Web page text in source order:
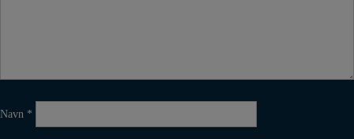
Navn *